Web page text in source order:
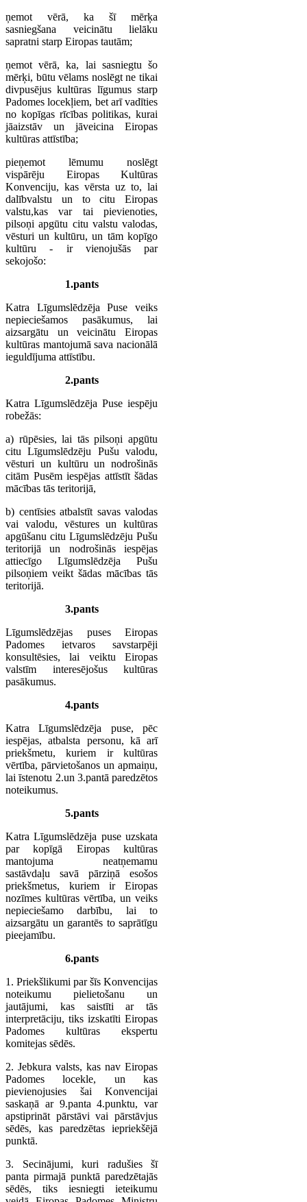
ņemot vērā, ka šī mērķa
sasniegšana veicinātu lielāku
sapratni starp Eiropas tautām;
ņemot vērā, ka, lai sasniegtu šo
mērķi, būtu vēlams noslēgt ne tikai
divpusējus kultūras līgumus starp
Padomes locekļiem, bet arī vadīties
no kopīgas rīcības politikas, kurai
jāaizstāv un jāveicina Eiropas
kultūras attīstība;
pieņemot lēmumu noslēgt
vispārēju Eiropas Kultūras
Konvenciju, kas vērsta uz to, lai
dalībvalstu un to citu Eiropas
valstu,kas var tai pievienoties,
pilsoņi apgūtu citu valstu valodas,
vēsturi un kultūru, un tām kopīgo
kultūru - ir vienojušās par
sekojošo:
1.pants
Katra Līgumslēdzēja Puse veiks
nepieciešamos pasākumus, lai
aizsargātu un veicinātu Eiropas
kultūras mantojumā sava nacionālā
ieguldījuma attīstību.
2.pants
Katra Līgumslēdzēja Puse iespēju
robežās:
a) rūpēsies, lai tās pilsoņi apgūtu
citu Līgumslēdzēju Pušu valodu,
vēsturi un kultūru un nodrošinās
citām Pusēm iespējas attīstīt šādas
mācības tās teritorijā,
b) centīsies atbalstīt savas valodas
vai valodu, vēstures un kultūras
apgūšanu citu Līgumslēdzēju Pušu
teritorijā un nodrošinās iespējas
attiecīgo Līgumslēdzēja Pušu
pilsoņiem veikt šādas mācības tās
teritorijā.
3.pants
Līgumslēdzējas puses Eiropas
Padomes ietvaros savstarpēji
konsultēsies, lai veiktu Eiropas
valstīm interesējošus kultūras
pasākumus.
4.pants
Katra Līgumslēdzēja puse, pēc
iespējas, atbalsta personu, kā arī
priekšmetu, kuriem ir kultūras
vērtība, pārvietošanos un apmaiņu,
lai īstenotu 2.un 3.pantā paredzētos
noteikumus.
5.pants
Katra Līgumslēdzēja puse uzskata
par kopīgā Eiropas kultūras
mantojuma neatņemamu
sastāvdaļu savā pārziņā esošos
priekšmetus, kuriem ir Eiropas
nozīmes kultūras vērtība, un veiks
nepieciešamo darbību, lai to
aizsargātu un garantēs to saprātīgu
pieejamību.
6.pants
1. Priekšlikumi par šīs Konvencijas
noteikumu pielietošanu un
jautājumi, kas saistīti ar tās
interpretāciju, tiks izskatīti Eiropas
Padomes kultūras ekspertu
komitejas sēdēs.
2. Jebkura valsts, kas nav Eiropas
Padomes locekle, un kas
pievienojusies šai Konvencijai
saskaņā ar 9.panta 4.punktu, var
apstiprināt pārstāvi vai pārstāvjus
sēdēs, kas paredzētas iepriekšējā
punktā.
3. Secinājumi, kuri radušies šī
panta pirmajā punktā paredzētajās
sēdēs, tiks iesniegti ieteikumu